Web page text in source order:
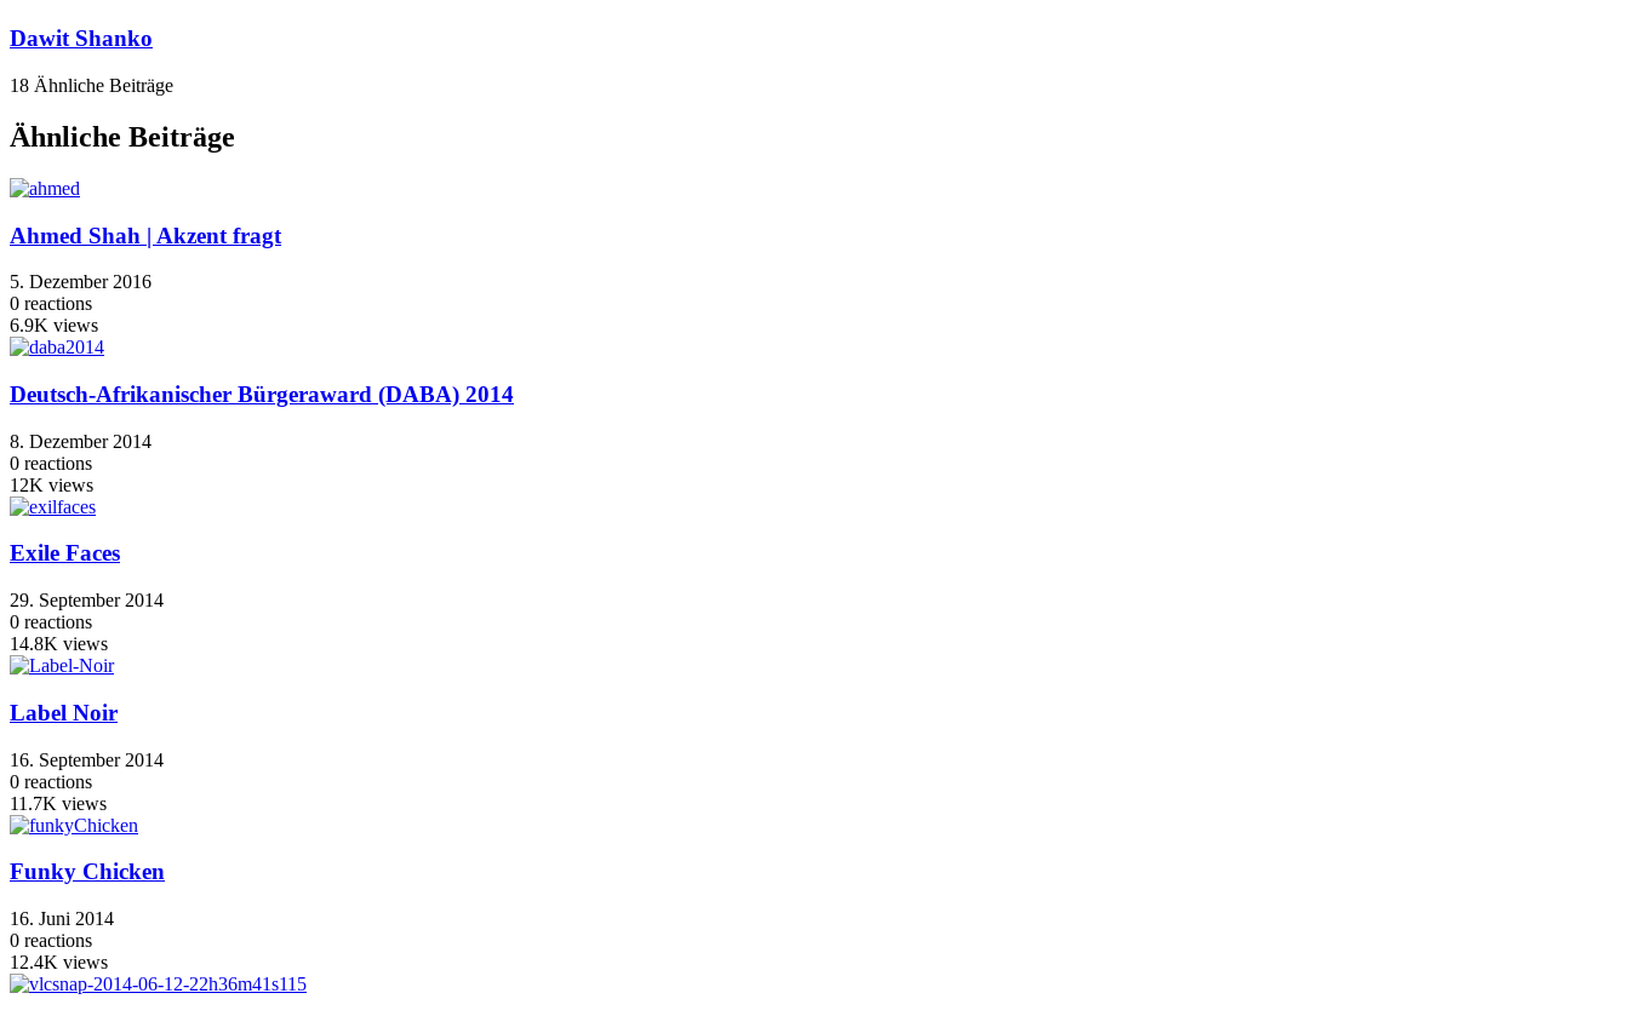
Dawit Shanko
18 Ähnliche Beiträge
Ähnliche Beiträge
Ahmed Shah | Akzent fragt
5. Dezember 2016
0 reactions
6.9K views
Deutsch-Afrikanischer Bürgeraward (DABA) 2014
8. Dezember 2014
0 reactions
12K views
Exile Faces
29. September 2014
0 reactions
14.8K views
Label Noir
16. September 2014
0 reactions
11.7K views
Funky Chicken
16. Juni 2014
0 reactions
12.4K views